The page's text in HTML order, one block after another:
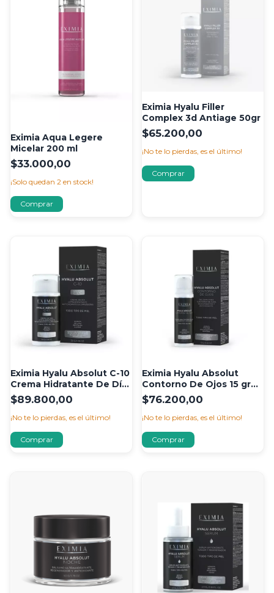
Eximia Aqua Legere
Micelar 200 ml
$33.000,00
¡Solo quedan 2 en stock!
Eximia Hyalu Filler
Complex 3d Antiage 50gr
$65.200,00
¡No te lo pierdas, es el último!
Eximia Hyalu Absolut C-10
Crema Hidratante De Día
30gr
$89.800,00
¡No te lo pierdas, es el último!
Eximia Hyalu Absolut
Contorno De Ojos 15 gr
Piel Sensible
$76.200,00
¡No te lo pierdas, es el último!